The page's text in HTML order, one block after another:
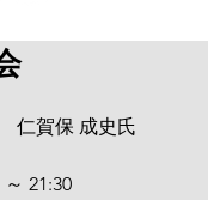
仁賀保 成史氏
～ 21:30